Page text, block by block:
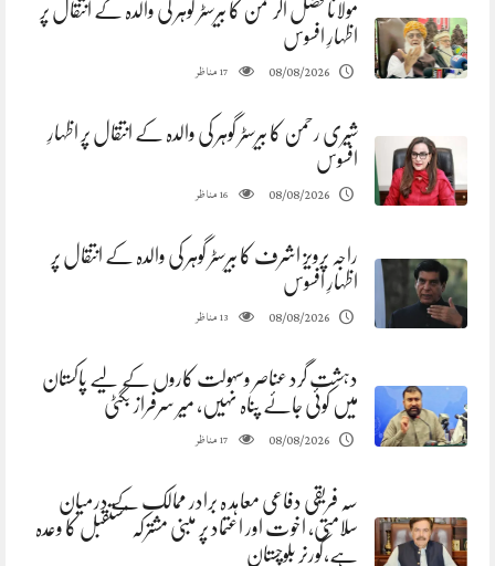
مولانا فضل الرحمن کا بیرسٹر گوہر کی والدہ کے انتقال پر
اظہارِ افسوس
08/08/2026
17مناظر
شیری رحمن کا بیرسٹر گوہر کی والدہ کے انتقال پر اظہارِ
افسوس
08/08/2026
16مناظر
راجہ پرویز اشرف کا بیرسٹر گوہر کی والدہ کے انتقال پر
اظہارِ افسوس
08/08/2026
13مناظر
دہشت گرد عناصر وسہولت کاروں کے لیے پاکستان
میں کوئی جائے پناہ نہیں، میر سرفراز بگٹی
08/08/2026
17مناظر
سہ فریقی دفاعی معاہد ہ برادر ممالک کے درمیان
سلامتی، اخوت اور اعتماد پر مبنی مشترکہ مستقبل کا وعدہ
ہے،گورنر بلوچستان